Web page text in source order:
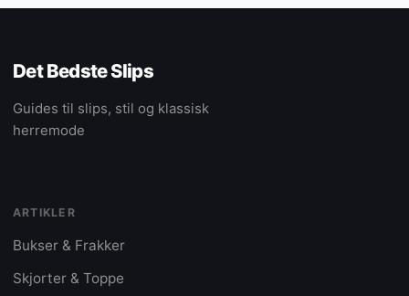
Det Bedste Slips
Guides til slips, stil og klassisk
herremode
ARTIKLER
Bukser & Frakker
Skjorter & Toppe